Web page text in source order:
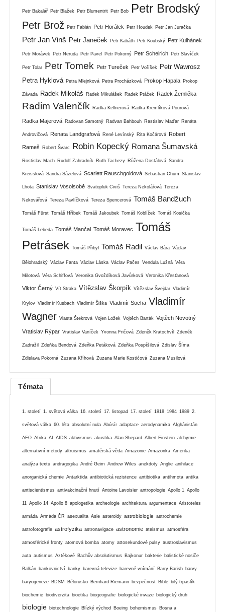
Petr Bakalář Petr Blažek Petr Blumentrit Petr Bob Petr Brodský
Petr Brož Petr Fabián Petr Horálek Petr Houdek Petr Jan Juračka
Petr Jan Vinš Petr Janeček Petr Kabáth Petr Koubský Petr Kulhánek
Petr Morávek Petr Neruda Petr Pavel Petr Pokorný Petr Scheirich Petr Slavíček
Petr Tolar Petr Tomek Petr Tureček Petr Voříšek
Petr Wawrosz
Petra Hyklová Petra Mlejnková Petra Procházková Prokop Hapala Prokop
Závada Radek Mikoláš Radek Mikulášek Radek Ptáček Radek Žemlička
Radim Valenčík Radka Kellnerová Radka Kremlíková Pourová
Radka Majerová Radovan Samotný Radvan Bahbouh Rastislav Maďar Renáta
Androvičová Renata Landgrafová René Levínský Rita Kočárová Robert
Rameš Robert Švarc Robin Kopecký Romana Šumavská
Rostislav Mach Rudolf Zahradník Ruth Tachezy Růžena Dostálová Sandra
Kreisslová Sandra Sázelová Scarlett Rauschgoldová Sebastian Chum Stanislav
Lhota Stanislav Vosolsobě Svatopluk Civiš Tereza Nekolářová Tereza
Nekovářová Tereza Pavlíčková Tereza Spencerová Tomáš Bandžuch
Tomáš Fürst Tomáš Hříbek Tomáš Jakoubek Tomáš Koblížek Tomáš Kosička
Tomáš Lebeda Tomáš Mančal Tomáš Moravec Tomáš
Petrásek Tomáš Přibyl Tomáš Radil Václav Bára Václav
Bělohradský Václav Fanta Václav Láska Václav Pačes Vendula Lužná Věra
Milotová Věra Schiffová Veronika Gvoždíková Javůrková Veronika Křesťanová
Viktor Černý Vít Straka Vítězslav Škorpík Vítězslav Švejdar Vladimír
Krylov Vladimír Kusbach Vladimír Šiška Vladimír Socha Vladimír
Wagner Vlasta Štekrová Vojen Ložek Vojtěch Barták Vojtěch Novotný
Vratislav Rýpar Vratislav Vaníček Yvonna Fričová Zdeněk Kratochvíl Zdeněk
Zadražil Zdeňka Bendová Zdeňka Petáková Zdeňka Pospíšilová Zdislav Šíma
Zdislava Pokorná Zuzana Kříhová Zuzana Marie Kostićová Zuzana Musilová
Témata
1. století 1. světová válka 16. století 17. listopad 17. století 1918 1984 1989 2.
světová válka 60. léta absolutní nula Abúsír adaptace aerodynamika Afghánistán
AFO Afrika AI AIDS aktivismus akustika Alan Shepard Albert Einstein alchymie
alternativní metody altruismus amatérská věda Amazonie Amazonka Amerika
analýza textu andragogika André Geim Andrew Wiles anekdoty Anglie anihilace
anorganická chemie Antarktida antibiotická rezistence antibiotika antihmota antika
antiscientismus antivakcinační hnutí Antoine Lavoisier antropologie Apollo 1 Apollo
11 Apollo 14 Apollo 8 apologetika archeologie architektura argumentace Aristoteles
armáda Armáda ČR asexualita Asie asteroidy astrobiologie astrochemie
astrofotografie astrofyzika astronavigace astronomie ateismus atmosféra
atmosférické fronty atomová bomba atomy attosekundové pulsy austroslavismus
auta autismus Aztékové Bachův absolutismus Bajkonur bakterie balistické nosiče
Balkán bankovnictví banky barevná televize barevné vnímání Barry Barish barvy
baryogeneze BDSM Bělorusko Bernhard Riemann bezpečnost Bible bilý trpaslík
biochemie biodiverzita bioetika biogeografie biologické invaze biologický druh
biologie biotechnologie Blízký východ Boeing bohemismus Bosna a